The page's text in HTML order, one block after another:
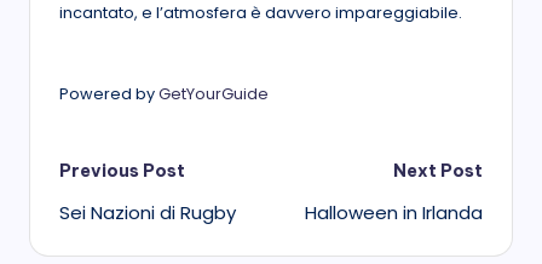
incantato, e l’atmosfera è davvero impareggiabile.
Powered byGetYourGuide
Post
navigation
Previous Post
Sei Nazioni di Rugby
Next Post
Halloween in Irlanda